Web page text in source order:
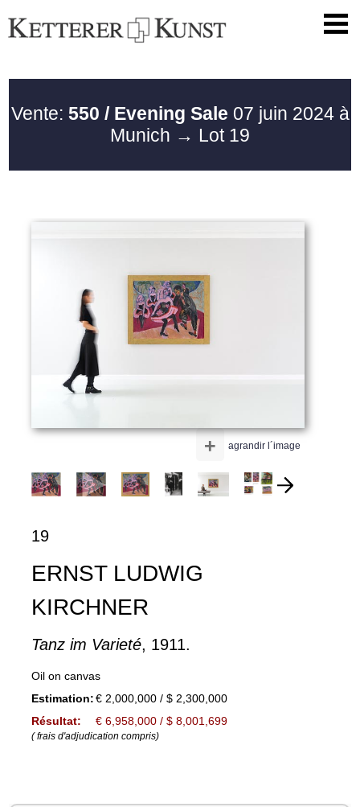
Vente: 550 / Evening Sale 07 juin 2024 à
Munich → Lot 19
agrandir l´image
+
19
ERNST LUDWIG
KIRCHNER
Tanz im Varieté, 1911.
Oil on canvas
Estimation:€ 2,000,000 / $ 2,300,000
Résultat:
€ 6,958,000 / $ 8,001,699
( frais d'adjudication compris)